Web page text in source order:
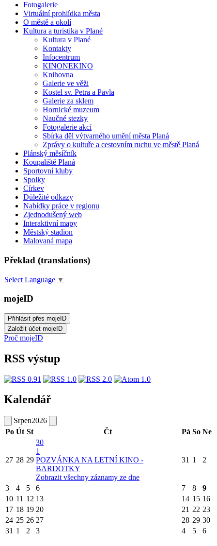
Fotogalerie
Virtuální prohlídka města
O městě a okolí
Kultura a turistika v Plané
Kultura v Plané
Kontakty
Infocentrum
KINONEKINO
Knihovna
Galerie ve věži
Kostel sv. Petra a Pavla
Galerie za sklem
Hornické muzeum
Naučné stezky
Fotogalerie akcí
Sbírka děl výtvarného umění města Planá
Zprávy o kultuře a cestovním ruchu ve městě Planá
Plánský měsíčník
Koupaliště Planá
Sportovní kluby
Spolky
Církev
Důležité odkazy
Nabídky práce v regionu
Zjednodušený web
Interaktivní mapy
Městský stadion
Malovaná mapa
Překlad (translations)
Select Language ▼
mojeID
Proč mojeID
RSS výstup
Kalendář
Srpen2026
Po Út St Čt Pá So Ne
27 28 29
30
1
POZVÁNKA NA LETNÍ KINO -
BARDOTKY
Zobrazit všechny záznamy ze dne
31 1 2
3 4 5 6 7 8
9
10 11 12 13 14 15 16
17 18 19 20 21 22 23
24 25 26 27 28 29 30
31 1 2 3 4 5 6